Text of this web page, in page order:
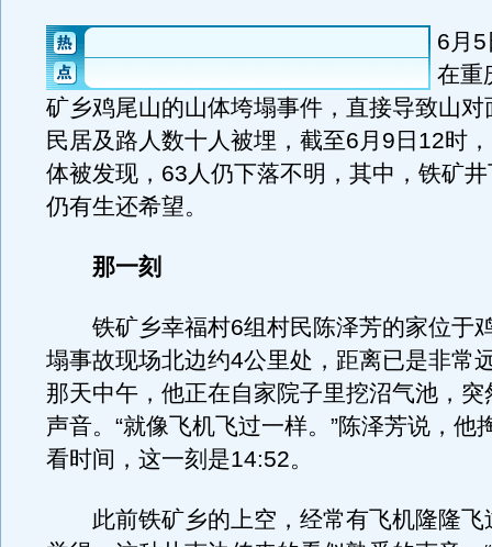
6月
在重
矿乡鸡尾山的山体垮塌事件，直接导致山对
民居及路人数十人被埋，截至6月9日12时
体被发现，63人仍下落不明，其中，铁矿
仍有生还希望。
那一刻
铁矿乡幸福村6组村民陈泽芳的家位于
塌事故现场北边约4公里处，距离已是非常
那天中午，他正在自家院子里挖沼气池，突
声音。“就像飞机飞过一样。”陈泽芳说，他
看时间，这一刻是14:52。
此前铁矿乡的上空，经常有飞机隆隆飞